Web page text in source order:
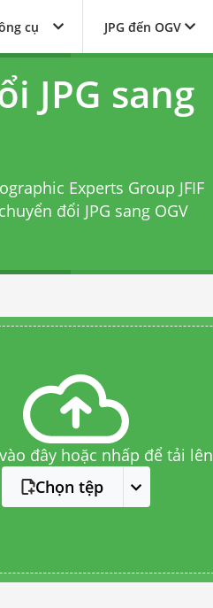
cụ JPG đến OGV
JPG sang
Experts Group JFIF
đổi JPG sang OGV
đây hoặc nhấp để tải lên
Chọn tệp